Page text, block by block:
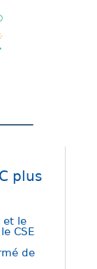
plus
et le
CSE
de